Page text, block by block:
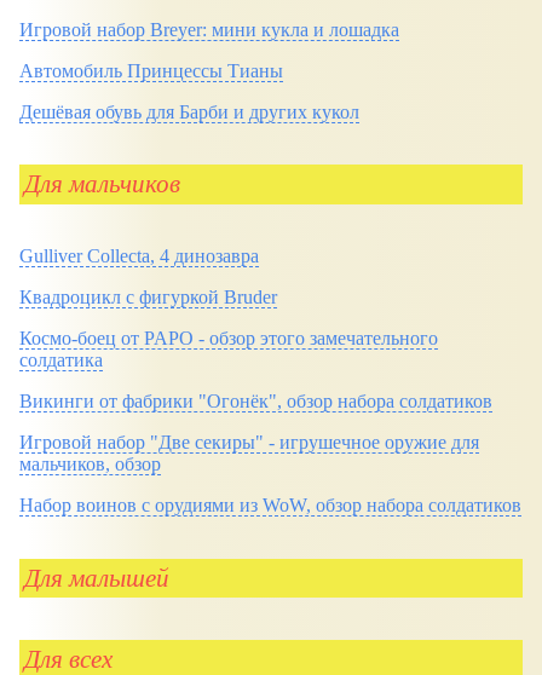
Игровой набор Breyer: мини кукла и лошадка
Автомобиль Принцессы Тианы
Дешёвая обувь для Барби и других кукол
Для мальчиков
Gulliver Collecta, 4 динозавра
Квадроцикл с фигуркой Bruder
Космо-боец от PAPO - обзор этого замечательного
солдатика
Викинги от фабрики "Огонёк", обзор набора солдатиков
Игровой набор "Две секиры" - игрушечное оружие для
мальчиков, обзор
Набор воинов с орудиями из WoW, обзор набора солдатиков
Для малышей
Для всех